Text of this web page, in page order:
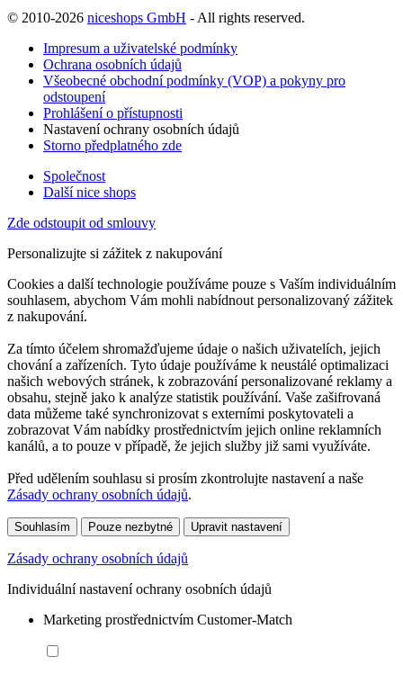
© 2010-2026 niceshops GmbH - All rights reserved.
Impresum a uživatelské podmínky
Ochrana osobních údajů
Všeobecné obchodní podmínky (VOP) a pokyny pro
odstoupení
Prohlášení o přístupnosti
Nastavení ochrany osobních údajů
Storno předplatného zde
Společnost
Další nice shops
Zde odstoupit od smlouvy
Personalizujte si zážitek z nakupování
Cookies a další technologie používáme pouze s Vaším individuálním
souhlasem, abychom Vám mohli nabídnout personalizovaný zážitek
z nakupování.
Za tímto účelem shromažďujeme údaje o našich uživatelích, jejich
chování a zařízeních. Tyto údaje používáme k neustálé optimalizaci
našich webových stránek, k zobrazování personalizované reklamy a
obsahu, stejně jako k analýze statistik používání. Vaše zašifrovaná
data můžeme také synchronizovat s externími poskytovateli a
zobrazovat Vám nabídky prostřednictvím jejich online reklamních
kanálů, a to pouze v případě, že jejich služby již sami využíváte.
Před udělením souhlasu si prosím zkontrolujte nastavení a naše
Zásady ochrany osobních údajů.
Souhlasím Pouze nezbytné Upravit nastavení
Zásady ochrany osobních údajů
Individuální nastavení ochrany osobních údajů
Marketing prostřednictvím Customer-Match